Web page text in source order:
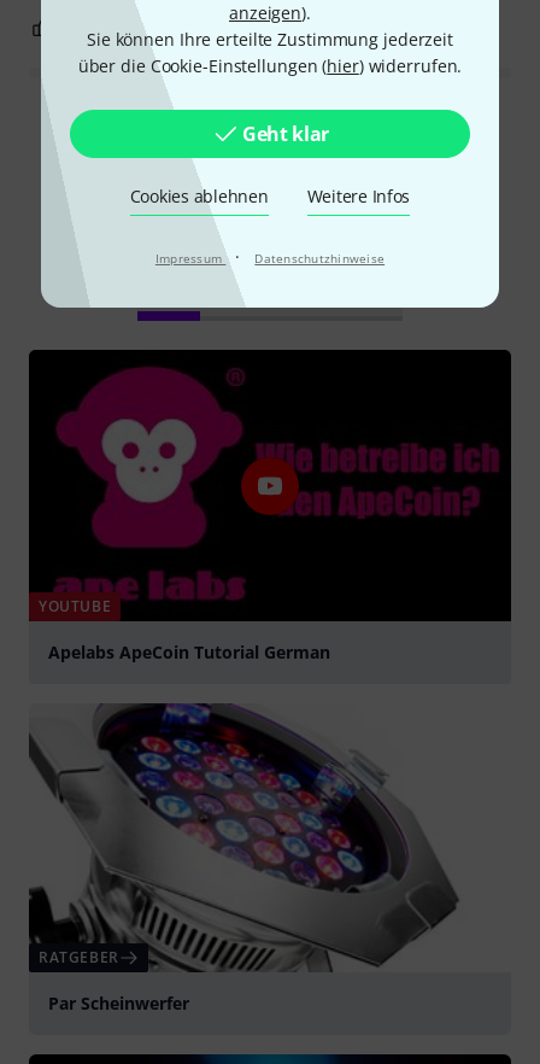
anzeigen).
Sie können Ihre erteilte Zustimmung jederzeit
über die Cookie-Einstellungen (hier) widerrufen.
Geht klar
Cookies ablehnen Weitere Infos
Impressum · Datenschutzhinweise
0 BEWERTUNG MELDEN
Alle Bewertungen lesen
Schon gewusst?
Videos
YOUTUBE
Apelabs ApeCoin Tutorial German
RATGEBER
Par Scheinwerfer